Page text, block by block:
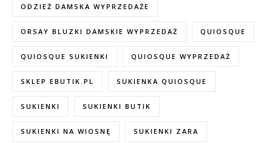
ODZIEŻ DAMSKA WYPRZEDAŻE
ORSAY BLUZKI DAMSKIE WYPRZEDAŻ QUIOSQUE
QUIOSQUE SUKIENKI QUIOSQUE WYPRZEDAŻ
SKLEP EBUTIK.PL SUKIENKA QUIOSQUE
SUKIENKI SUKIENKI BUTIK
SUKIENKI NA WIOSNĘ SUKIENKI ZARA